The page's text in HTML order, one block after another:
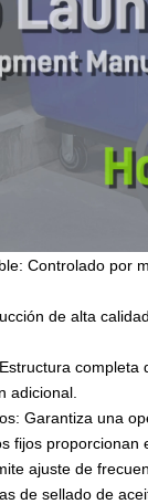
Controlado
de alta
adicional.
Garantiza una
fijos
ajuste de
de sellado de